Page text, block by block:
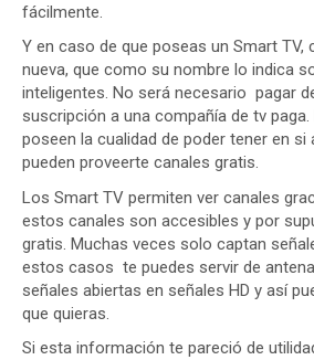
fácilmente.
Y en caso de que poseas un Smart
nueva, que como su nombre lo indica
inteligentes. No será necesario pagar
suscripción a una compañía de tv
poseen la cualidad de poder tener en si
pueden proveerte canales gratis.
Los Smart TV permiten ver canales
estos canales son accesibles y por
gratis. Muchas veces solo captan
estos casos te puedes servir de
señales abiertas en señales HD y así
que quieras.
Si esta información te pareció de